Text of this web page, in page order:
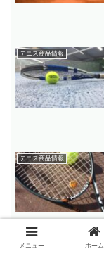
テニス商品情報
テニス商品情報
メニュー ホーム